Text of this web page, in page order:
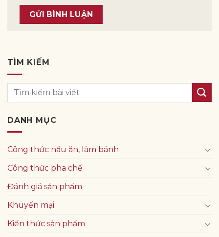
TÌM KIẾM
DANH MỤC
Công thức nấu ăn, làm bánh
Công thức pha chế
Đánh giá sản phẩm
Khuyến mại
Kiến thức sản phẩm